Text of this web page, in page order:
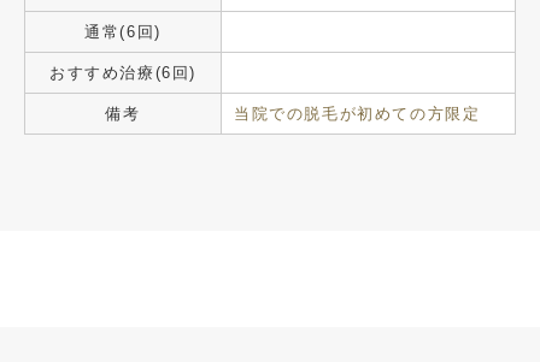
通常(6回)
おすすめ治療(6回)
備考 当院での脱毛が初めての方限定